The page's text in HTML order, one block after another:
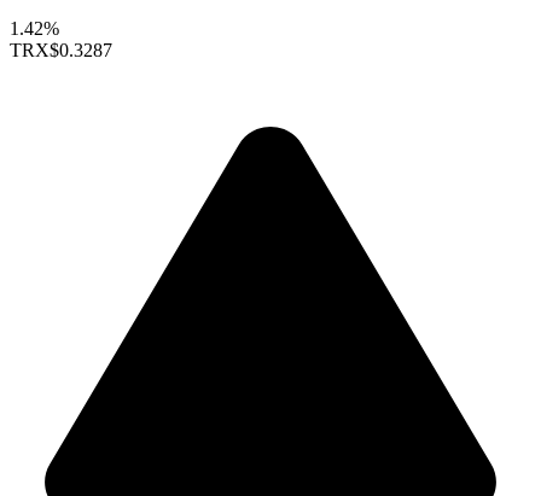
1.42%
TRX$0.3287